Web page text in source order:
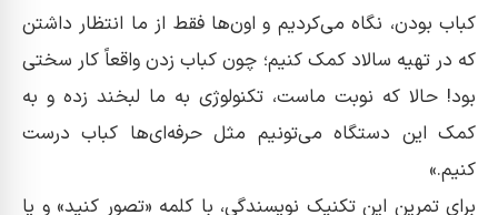
کباب بودن، نگاه می‌کردیم و اون‌ها فقط از ما انتظار داشتن
که در تهیه سالاد کمک کنیم؛ چون کباب زدن واقعاً کار سختی
بود! حالا که نوبت ماست، تکنولوژی به ما لبخند زده و به
کمک این دستگاه می‌تونیم مثل حرفه‌ای‌ها کباب درست
کنیم.»
برای تمرین این تکنیک نویسندگی، با کلمه «تصور کنید» و یا